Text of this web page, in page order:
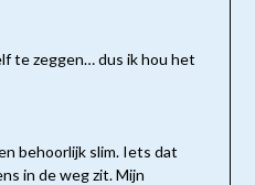
te zeggen… dus ik hou het
behoorlijk slim. Iets dat
in de weg zit. Mijn